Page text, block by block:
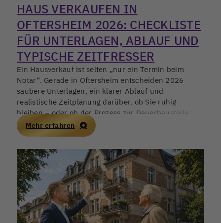
HAUS VERKAUFEN IN
OFTERSHEIM 2026: CHECKLISTE
FÜR UNTERLAGEN, ABLAUF UND
TYPISCHE ZEITFRESSER
Ein Hausverkauf ist selten „nur ein Termin beim
Notar“. Gerade in Oftersheim entscheiden 2026
saubere Unterlagen, ein klarer Ablauf und
realistische Zeitplanung darüber, ob Sie ruhig
bleiben – oder ob der Prozess zur Dauerbaustelle
wird. Wer früh strukturiert, schützt nicht nur den
Preis, sondern auch die eigene Nervenlage.
Mehr erfahren